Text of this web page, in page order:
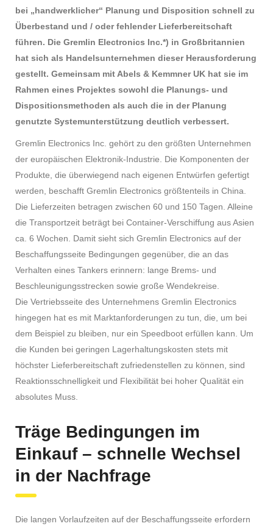
bei „handwerklicher“ Planung und Disposition schnell zu
Überbestand und / oder fehlender Lieferbereitschaft
führen. Die Gremlin Electronics Inc.*) in Großbritannien
hat sich als Handelsunternehmen dieser Herausforderung
gestellt. Gemeinsam mit Abels & Kemmner UK hat sie im
Rahmen eines Projektes sowohl die Planungs- und
Dispositionsmethoden als auch die in der Planung
genutzte Systemunterstützung deutlich verbessert.
Gremlin Electronics Inc. gehört zu den größten Unternehmen
der europäischen Elektronik-Industrie. Die Komponenten der
Produkte, die überwiegend nach eigenen Entwürfen gefertigt
werden, beschafft Gremlin Electronics größtenteils in China.
Die Lieferzeiten betragen zwischen 60 und 150 Tagen. Alleine
die Transportzeit beträgt bei Container-Verschiffung aus Asien
ca. 6 Wochen. Damit sieht sich Gremlin Electronics auf der
Beschaffungsseite Bedingungen gegenüber, die an das
Verhalten eines Tankers erinnern: lange Brems- und
Beschleunigungsstrecken sowie große Wendekreise.
Die Vertriebsseite des Unternehmens Gremlin Electronics
hingegen hat es mit Marktanforderungen zu tun, die, um bei
dem Beispiel zu bleiben, nur ein Speedboot erfüllen kann. Um
die Kunden bei geringen Lagerhaltungskosten stets mit
höchster Lieferbereitschaft zufriedenstellen zu können, sind
Reaktionsschnelligkeit und Flexibilität bei hoher Qualität ein
absolutes Muss.
Träge Bedingungen im
Einkauf – schnelle Wechsel
in der Nachfrage
Die langen Vorlaufzeiten auf der Beschaffungsseite erfordern